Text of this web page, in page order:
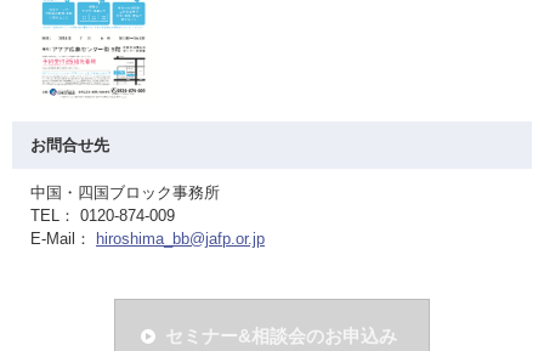
お問合せ先
中国・四国ブロック事務所
TEL： 0120-874-009
E-Mail： hiroshima_bb@jafp.or.jp
セミナー&相談会のお申込み